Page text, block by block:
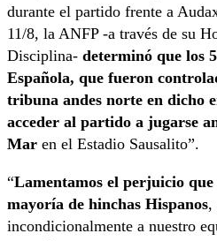
durante el partido frente a
11/8, la ANFP -a través de su
Disciplina- determinó que los
Española, que fueron
tribuna andes norte en dicho
acceder al partido a jugarse
Mar en el Estadio Sausalito”.
“Lamentamos el perjuicio que
mayoría de hinchas Hispanos,
incondicionalmente a nuestro